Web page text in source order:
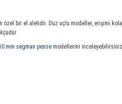
özel bir el aletidir. Düz uçlu modeller, erişimi
mm segman pense modellerini